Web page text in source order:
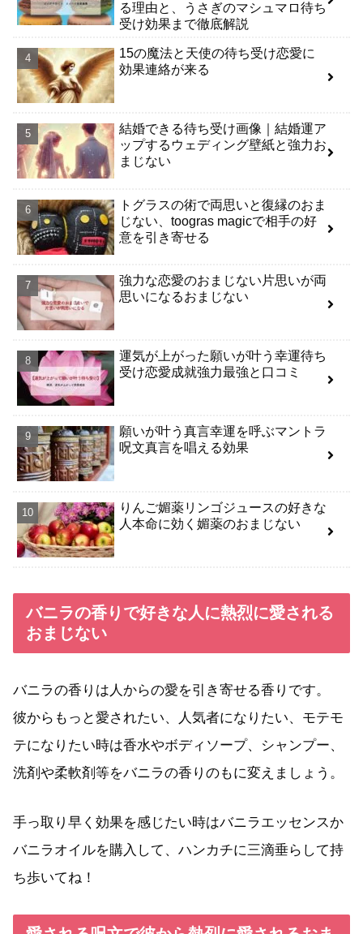
る理由と、うさぎのマシュマロ待ち
受け効果まで徹底解説
15の魔法と天使の待ち受け恋愛に
効果連絡が来る
結婚できる待ち受け画像｜結婚運ア
ップするウェディング壁紙と強力お
まじない
トグラスの術で両思いと復縁のおま
じない、toogras magicで相手の好
意を引き寄せる
強力な恋愛のおまじない片思いが両
思いになるおまじない
運気が上がった願いが叶う幸運待ち
受け恋愛成就強力最強と口コミ
願いが叶う真言幸運を呼ぶマントラ
呪文真言を唱える効果
りんご媚薬リンゴジュースの好きな
人本命に効く媚薬のおまじない
バニラの香りで好きな人に熱烈に愛される
おまじない
バニラの香りは人からの愛を引き寄せる香りです。
彼からもっと愛されたい、人気者になりたい、モテモ
テになりたい時は香水やボディソープ、シャンプー、
洗剤や柔軟剤等をバニラの香りのもに変えましょう。
手っ取り早く効果を感じたい時はバニラエッセンスか
バニラオイルを購入して、ハンカチに三滴垂らして持
ち歩いてね！